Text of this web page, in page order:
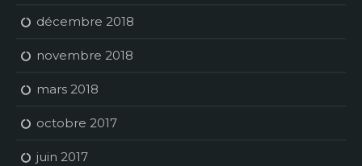
décembre 2018
novembre 2018
mars 2018
octobre 2017
juin 2017